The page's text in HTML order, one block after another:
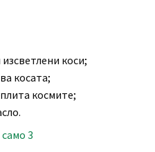
коси;
косата;
космите;
3